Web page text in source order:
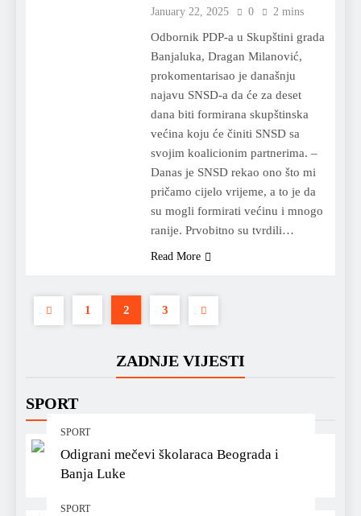
ZADNJE VIJESTI
SPORT
SPORT
Odigrani mečevi školaraca Beograda i
Banja Luke
SPORT
January 22, 2025
0 2 mins
Odbornik PDP-a u Skupštini grada
Banjaluka, Dragan Milanović,
prokomentarisao je današnju
najavu SNSD-a da će za deset
dana biti formirana skupštinska
većina koju će činiti SNSD sa
svojim koalicionim partnerima. –
Danas je SNSD rekao ono što mi
pričamo cijelo vrijeme, a to je da
su mogli formirati većinu i mnogo
ranije. Prvobitno su tvrdili…
Read More
1 2 3